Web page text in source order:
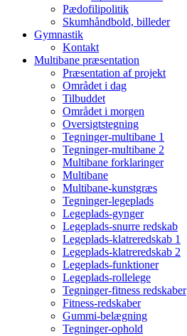
Pædofilipolitik
Skumhåndbold, billeder
Gymnastik
Kontakt
Multibane præsentation
Præsentation af projekt
Området i dag
Tilbuddet
Området i morgen
Oversigtstegning
Tegninger-multibane 1
Tegninger-multibane 2
Multibane forklaringer
Multibane
Multibane-kunstgræs
Tegninger-legeplads
Legeplads-gynger
Legeplads-snurre redskab
Legeplads-klatreredskab 1
Legeplads-klatreredskab 2
Legeplads-funktioner
Legeplads-rollelege
Tegninger-fitness redskaber
Fitness-redskaber
Gummi-belægning
Tegninger-ophold